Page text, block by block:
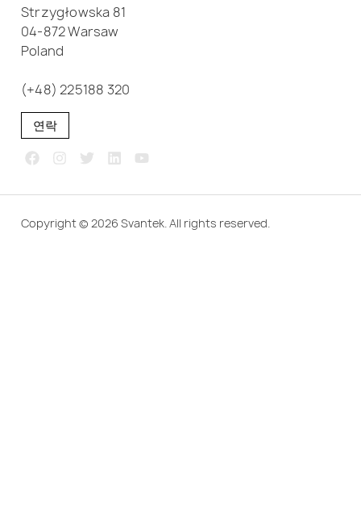
Strzygłowska 81
04-872 Warsaw
Poland
(+48) 225188 320
연락
Copyright © 2026 Svantek. All rights reserved.